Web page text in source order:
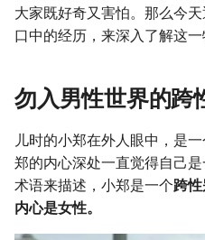
大家既好奇又害怕。那么今
口中的经历，来深入了解这一
勿入男性世界的跨
儿时的小郑在外人眼中，是
郑的内心深处一直觉得自己
术语来描述，小郑是一个跨
内心是女性。